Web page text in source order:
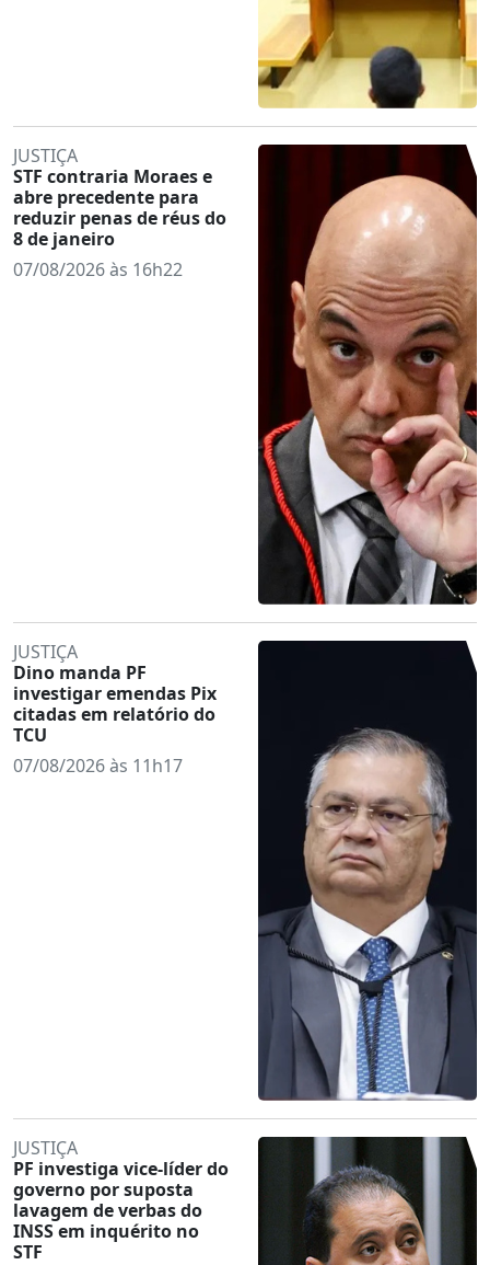
JUSTIÇA
STF contraria Moraes e
abre precedente para
reduzir penas de réus do
8 de janeiro
07/08/2026 às 16h22
JUSTIÇA
Dino manda PF
investigar emendas Pix
citadas em relatório do
TCU
07/08/2026 às 11h17
JUSTIÇA
PF investiga vice-líder do
governo por suposta
lavagem de verbas do
INSS em inquérito no
STF